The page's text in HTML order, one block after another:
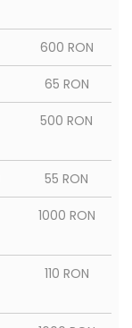
600 RON
65 RON
500 RON
55 RON
1000 RON
110 RON